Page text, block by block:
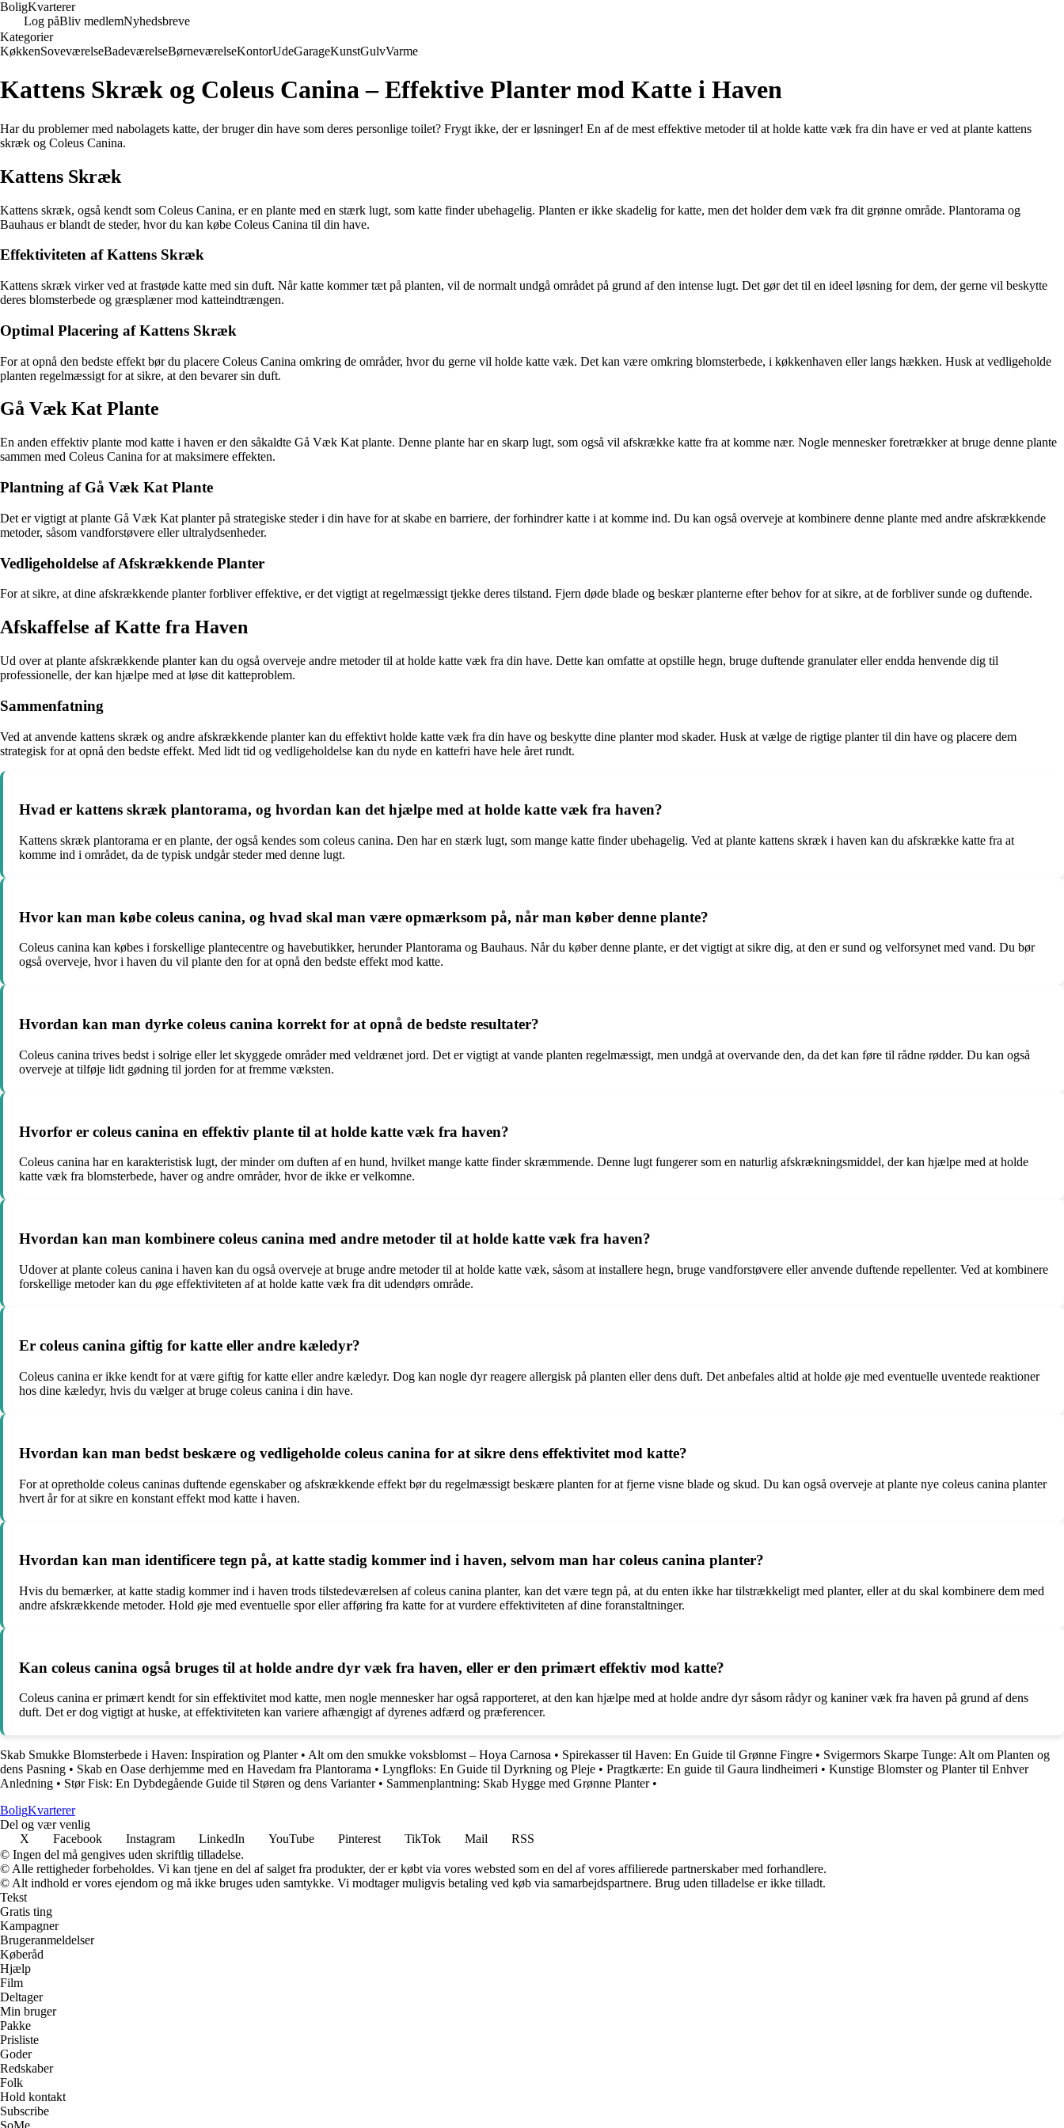
BoligKvarterer
Log påBliv medlemNyhedsbreve
Kategorier
KøkkenSoveværelseBadeværelseBørneværelseKontorUdeGarageKunstGulvVarme
Kattens Skræk og Coleus Canina – Effektive Planter mod Katte i Haven
Har du problemer med nabolagets katte, der bruger din have som deres personlige toilet? Frygt ikke, der er løsninger! En af de mest effektive metoder til at holde katte væk fra din have er ved at plante kattens
skræk og Coleus Canina.
Kattens Skræk
Kattens skræk, også kendt som Coleus Canina, er en plante med en stærk lugt, som katte finder ubehagelig. Planten er ikke skadelig for katte, men det holder dem væk fra dit grønne område. Plantorama og
Bauhaus er blandt de steder, hvor du kan købe Coleus Canina til din have.
Effektiviteten af Kattens Skræk
Kattens skræk virker ved at frastøde katte med sin duft. Når katte kommer tæt på planten, vil de normalt undgå området på grund af den intense lugt. Det gør det til en ideel løsning for dem, der gerne vil beskytte
deres blomsterbede og græsplæner mod katteindtrængen.
Optimal Placering af Kattens Skræk
For at opnå den bedste effekt bør du placere Coleus Canina omkring de områder, hvor du gerne vil holde katte væk. Det kan være omkring blomsterbede, i køkkenhaven eller langs hækken. Husk at vedligeholde
planten regelmæssigt for at sikre, at den bevarer sin duft.
Gå Væk Kat Plante
En anden effektiv plante mod katte i haven er den såkaldte Gå Væk Kat plante. Denne plante har en skarp lugt, som også vil afskrække katte fra at komme nær. Nogle mennesker foretrækker at bruge denne plante
sammen med Coleus Canina for at maksimere effekten.
Plantning af Gå Væk Kat Plante
Det er vigtigt at plante Gå Væk Kat planter på strategiske steder i din have for at skabe en barriere, der forhindrer katte i at komme ind. Du kan også overveje at kombinere denne plante med andre afskrækkende
metoder, såsom vandforstøvere eller ultralydsenheder.
Vedligeholdelse af Afskrækkende Planter
For at sikre, at dine afskrækkende planter forbliver effektive, er det vigtigt at regelmæssigt tjekke deres tilstand. Fjern døde blade og beskær planterne efter behov for at sikre, at de forbliver sunde og duftende.
Afskaffelse af Katte fra Haven
Ud over at plante afskrækkende planter kan du også overveje andre metoder til at holde katte væk fra din have. Dette kan omfatte at opstille hegn, bruge duftende granulater eller endda henvende dig til
professionelle, der kan hjælpe med at løse dit katteproblem.
Sammenfatning
Ved at anvende kattens skræk og andre afskrækkende planter kan du effektivt holde katte væk fra din have og beskytte dine planter mod skader. Husk at vælge de rigtige planter til din have og placere dem
strategisk for at opnå den bedste effekt. Med lidt tid og vedligeholdelse kan du nyde en kattefri have hele året rundt.
Hvad er kattens skræk plantorama, og hvordan kan det hjælpe med at holde katte væk fra haven?
Kattens skræk plantorama er en plante, der også kendes som coleus canina. Den har en stærk lugt, som mange katte finder ubehagelig. Ved at plante kattens skræk i haven kan du afskrække katte fra at
komme ind i området, da de typisk undgår steder med denne lugt.
Hvor kan man købe coleus canina, og hvad skal man være opmærksom på, når man køber denne plante?
Coleus canina kan købes i forskellige plantecentre og havebutikker, herunder Plantorama og Bauhaus. Når du køber denne plante, er det vigtigt at sikre dig, at den er sund og velforsynet med vand. Du bør
også overveje, hvor i haven du vil plante den for at opnå den bedste effekt mod katte.
Hvordan kan man dyrke coleus canina korrekt for at opnå de bedste resultater?
Coleus canina trives bedst i solrige eller let skyggede områder med veldrænet jord. Det er vigtigt at vande planten regelmæssigt, men undgå at overvande den, da det kan føre til rådne rødder. Du kan også
overveje at tilføje lidt gødning til jorden for at fremme væksten.
Hvorfor er coleus canina en effektiv plante til at holde katte væk fra haven?
Coleus canina har en karakteristisk lugt, der minder om duften af en hund, hvilket mange katte finder skræmmende. Denne lugt fungerer som en naturlig afskrækningsmiddel, der kan hjælpe med at holde
katte væk fra blomsterbede, haver og andre områder, hvor de ikke er velkomne.
Hvordan kan man kombinere coleus canina med andre metoder til at holde katte væk fra haven?
Udover at plante coleus canina i haven kan du også overveje at bruge andre metoder til at holde katte væk, såsom at installere hegn, bruge vandforstøvere eller anvende duftende repellenter. Ved at kombinere
forskellige metoder kan du øge effektiviteten af at holde katte væk fra dit udendørs område.
Er coleus canina giftig for katte eller andre kæledyr?
Coleus canina er ikke kendt for at være giftig for katte eller andre kæledyr. Dog kan nogle dyr reagere allergisk på planten eller dens duft. Det anbefales altid at holde øje med eventuelle uventede reaktioner
hos dine kæledyr, hvis du vælger at bruge coleus canina i din have.
Hvordan kan man bedst beskære og vedligeholde coleus canina for at sikre dens effektivitet mod katte?
For at opretholde coleus caninas duftende egenskaber og afskrækkende effekt bør du regelmæssigt beskære planten for at fjerne visne blade og skud. Du kan også overveje at plante nye coleus canina planter
hvert år for at sikre en konstant effekt mod katte i haven.
Hvordan kan man identificere tegn på, at katte stadig kommer ind i haven, selvom man har coleus canina planter?
Hvis du bemærker, at katte stadig kommer ind i haven trods tilstedeværelsen af coleus canina planter, kan det være tegn på, at du enten ikke har tilstrækkeligt med planter, eller at du skal kombinere dem med
andre afskrækkende metoder. Hold øje med eventuelle spor eller afføring fra katte for at vurdere effektiviteten af dine foranstaltninger.
Kan coleus canina også bruges til at holde andre dyr væk fra haven, eller er den primært effektiv mod katte?
Coleus canina er primært kendt for sin effektivitet mod katte, men nogle mennesker har også rapporteret, at den kan hjælpe med at holde andre dyr såsom rådyr og kaniner væk fra haven på grund af dens
duft. Det er dog vigtigt at huske, at effektiviteten kan variere afhængigt af dyrenes adfærd og præferencer.
Skab Smukke Blomsterbede i Haven: Inspiration og Planter• Alt om den smukke voksblomst – Hoya Carnosa • Spirekasser til Haven: En Guide til Grønne Fingre • Svigermors Skarpe Tunge: Alt om Planten og
dens Pasning • Skab en Oase derhjemme med en Havedam fra Plantorama • Lyngfloks: En Guide til Dyrkning og Pleje • Pragtkærte: En guide til Gaura lindheimeri • Kunstige Blomster og Planter til Enhver
Anledning • Stør Fisk: En Dybdegående Guide til Støren og dens Varianter• Sammenplantning: Skab Hygge med Grønne Planter•
BoligKvarterer
Del og vær venlig
X
Facebook Instagram LinkedIn YouTube Pinterest TikTok Mail
RSS
© Ingen del må gengives uden skriftlig tilladelse.
© Alle rettigheder forbeholdes. Vi kan tjene en del af salget fra produkter, der er købt via vores websted som en del af vores affilierede partnerskaber med forhandlere.
© Alt indhold er vores ejendom og må ikke bruges uden samtykke. Vi modtager muligvis betaling ved køb via samarbejdspartnere. Brug uden tilladelse er ikke tilladt.
Tekst
Gratis ting
Kampagner
Brugeranmeldelser
Køberåd
Hjælp
Film
Deltager
Min bruger
Pakke
Prisliste
Goder
Redskaber
Folk
Hold kontakt
Subscribe